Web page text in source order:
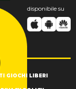
disponibile su
GIOCHI LIBERI